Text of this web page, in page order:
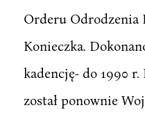
Orderu Odrodzenia
Konieczka.
kadencję- do 1990
został ponownie